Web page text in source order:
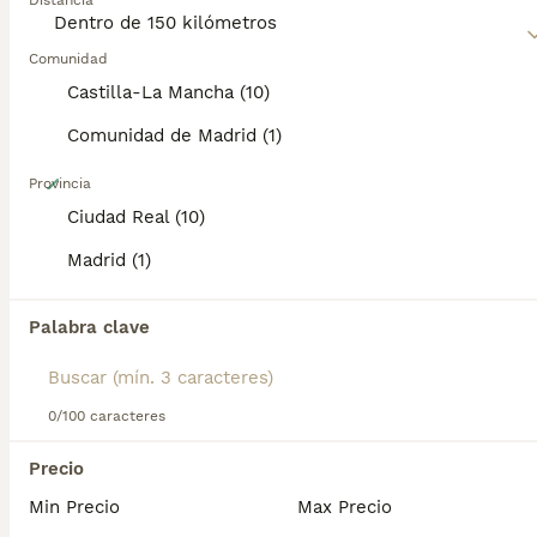
Comunidad
Castilla-La Mancha (10)
Comunidad de Madrid (1)
Provincia
Ciudad Real (10)
Madrid (1)
Palabra clave
0/100 caracteres
Precio
Min Precio
Max Precio
con su familia. Su gran resistencia y nobleza lo hacen ideal
instintos de protección.
Cachorro Mastin Español
15 semanas 21000 €
Chinchón